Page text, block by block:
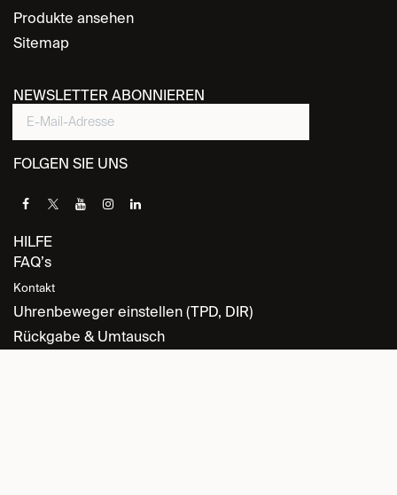
Produkte ansehen
Sitemap
NEWSLETTER ABONNIEREN
FOLGEN SIE UNS
HILFE
FAQ’s
Kontakt
Uhrenbeweger einstellen (TPD, DIR)
Rückgabe & Umtausch